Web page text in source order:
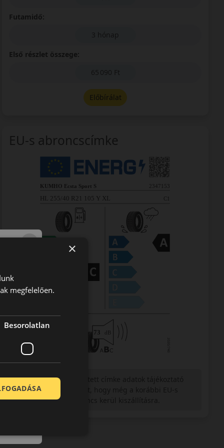
Futamidő:
3 hónap
Első részlet összege:
65 090 Ft
Előbírálat
EU-s abroncscímke
Figyelem a feltüntetett címke adatok tájékoztató
jellegűek. Előfordulhat, hogy még a korábbi EU-s
címkével ellátott abroncs kerül kiszállításra.
×
megfelelően.
Besorolatlan